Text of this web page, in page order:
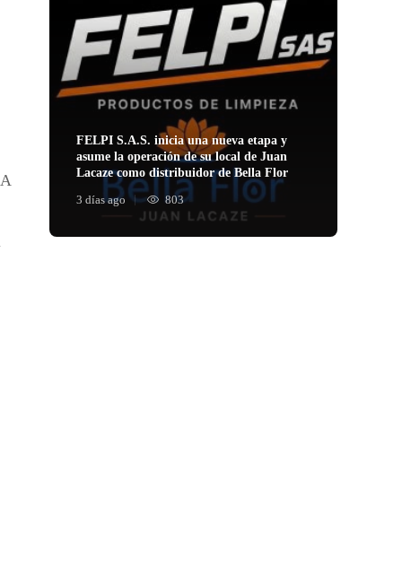
FELPI S.A.S. inicia una nueva etapa y
asume la operación de su local de Juan
Lacaze como distribuidor de Bella Flor
3 días ago
803